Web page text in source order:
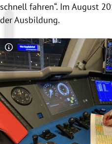
schnell fahren“. Im August
der Ausbildung.
Copyright-Hinweis öffnen/